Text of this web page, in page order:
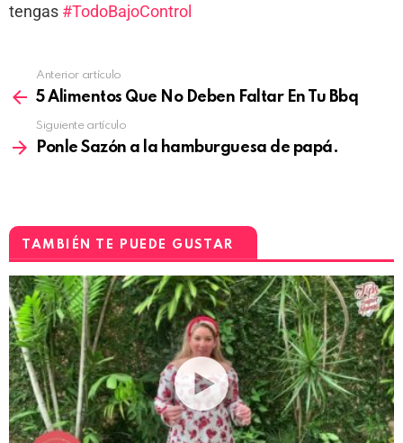
tengas #TodoBajoControl
Anterior artículo
5 Alimentos Que No Deben Faltar En Tu Bbq
Siguiente artículo
Ponle Sazón a la hamburguesa de papá.
TAMBIÉN TE PUEDE GUSTAR